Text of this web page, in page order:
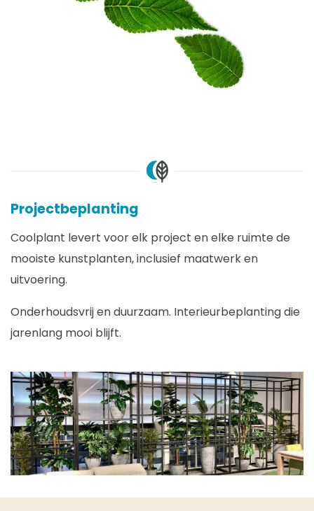
Projectbeplanting
Coolplant levert voor elk project en elke ruimte de
mooiste kunstplanten, inclusief maatwerk en
uitvoering.
Onderhoudsvrij en duurzaam. Interieurbeplanting die
jarenlang mooi blijft.